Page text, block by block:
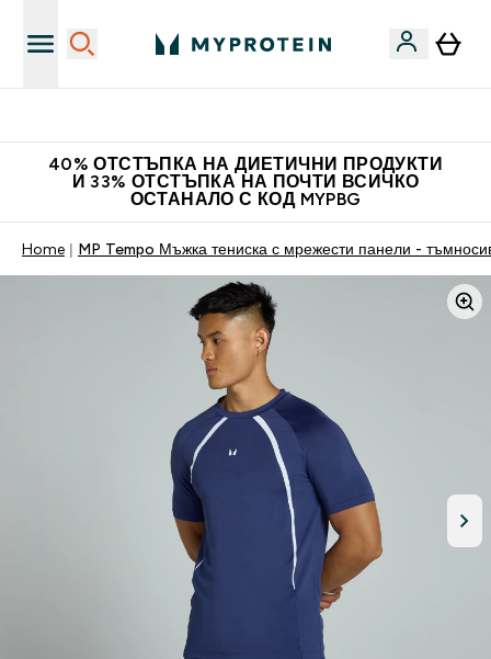
40% ОТСТЪПКА НА ДИЕТИЧНИ ПРОДУКТИ
И 33% ОТСТЪПКА НА ПОЧТИ ВСИЧКО
ОСТАНАЛО С КОД MYPBG
Home MP Tempo Мъжка тениска с мрежести панели -